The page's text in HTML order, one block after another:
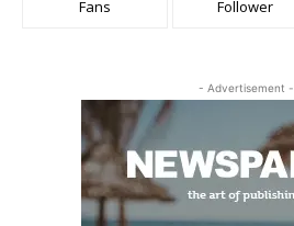
Fans Follower
- Advertisement -